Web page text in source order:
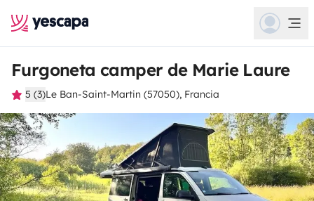
Furgoneta camper de Marie Laure
5 (3)Le Ban-Saint-Martin (57050), Francia